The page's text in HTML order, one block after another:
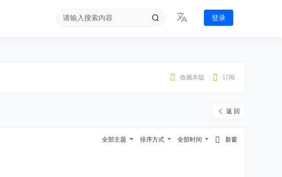
登录
收藏本版 订阅
返 回
新窗
全部时间
排序方式
全部主题